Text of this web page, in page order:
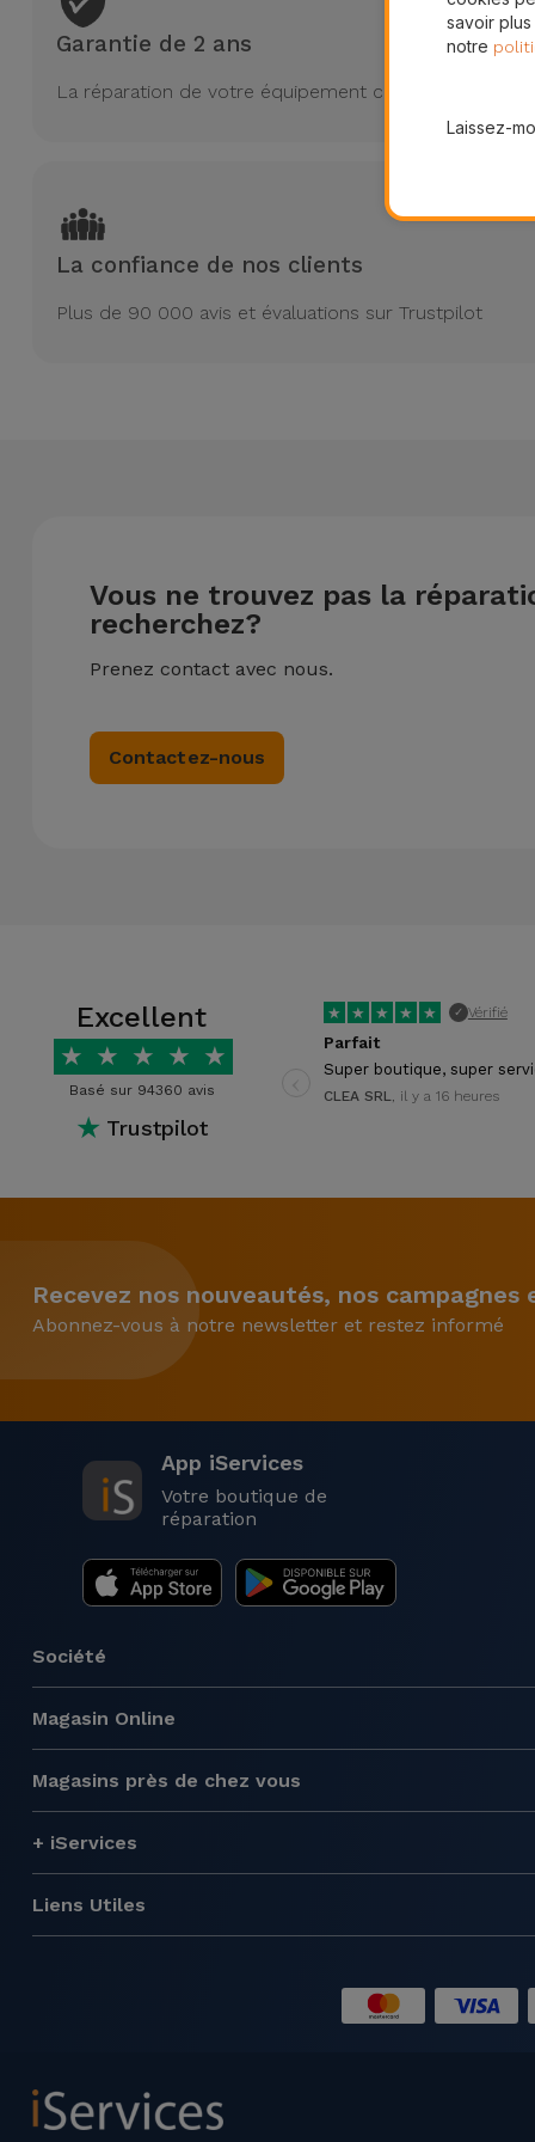
Garantie de 2 ans
La réparation de votre équipement chez iServices est
La confiance de nos clients
Plus de 90 000 avis et évaluations sur Trustpilot
Vous ne trouvez pas la
recherchez?
Prenez contact avec nous.
Contactez-nous
Excellent
★ ★ ★ ★ ★
Basé sur 94360 avis
★ Trustpilot
★ ★ ★ ★ ★ ✓ Vérifié
Parfait
Super boutique, super
CLEA SRL, il y a 16 heures
Recevez nos nouveautés, nos
Abonnez-vous à notre newsletter et restez informé
App iServices
Votre boutique de
réparation
Société
Magasin Online
Magasins près de chez vous
+ iServices
Liens Utiles
savoir
notre
Laissez-